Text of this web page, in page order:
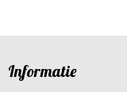
Informatie